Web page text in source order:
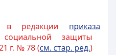
в редакции приказа
защиты
г. № 78 (см. стар. ред.)